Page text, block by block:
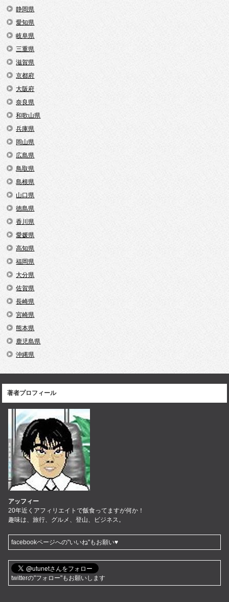
静岡県
愛知県
岐阜県
三重県
滋賀県
京都府
大阪府
奈良県
和歌山県
兵庫県
岡山県
広島県
鳥取県
島根県
山口県
徳島県
香川県
愛媛県
高知県
福岡県
大分県
佐賀県
長崎県
宮崎県
熊本県
鹿児島県
沖縄県
著者プロフィール
アッフィー
20年近くアフィリエイトで飯食ってますが何か！
趣味は、旅行、グルメ、登山、ビジネス。
facebookページへの"いいね"もお願い♥
twitterの"フォロー"もお願いします